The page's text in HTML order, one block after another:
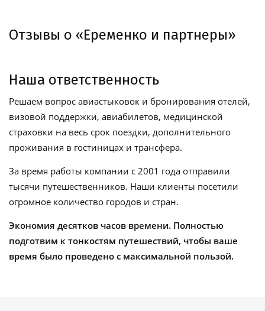
Отзывы о «Еременко и партнеры»
Наша ответственность
Решаем вопрос авиастыковок и бронирования отелей,
визовой поддержки, авиабилетов, медицинской
страховки на весь срок поездки, дополнительного
проживания в гостиницах и трансфера.
За время работы компании с 2001 года отправили
тысячи путешественников. Наши клиенты посетили
огромное количество городов и стран.
Экономия десятков часов времени. Полностью
подготвим к тонкостям путешествий, чтобы ваше
время было проведено с максимальной пользой.